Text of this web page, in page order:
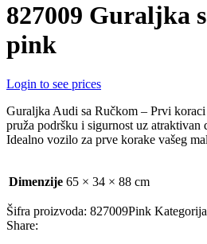
827009 Guraljka
pink
Login to see prices
Guraljka Audi sa Ručkom – Prvi
pruža podršku i sigurnost uz atraktivan
Idealno vozilo za prve korake vašeg
Dimenzije 65 × 34 × 88 cm
Šifra proizvoda: 827009Pink
Share: